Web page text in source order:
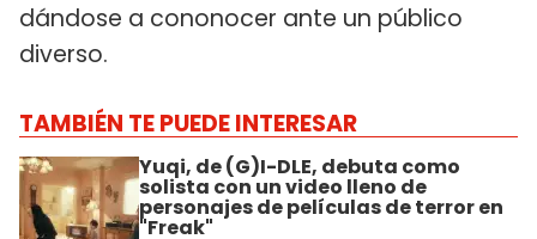
dándose a cononocer ante un público
diverso.
TAMBIÉN TE PUEDE INTERESAR
Yuqi, de (G)I-DLE, debuta como
solista con un video lleno de
personajes de películas de terror en
"Freak"